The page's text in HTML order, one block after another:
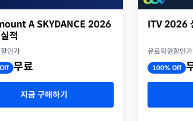
A SKYDANCE 2026
적
인가
무료
지금 구매하기
ITV 2026
유료회원할인가
100% Off